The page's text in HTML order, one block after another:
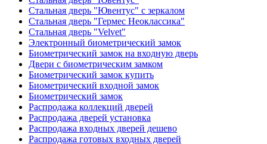
Стальная дверь "Ювентус" с зеркалом
Стальная дверь "Гермес Неоклассика"
Стальная дверь "Velvet"
Электронный биометрический замок
Биометрический замок на входную дверь
Двери с биометрическим замком
Биометрический замок купить
Биометрический входной замок
Биометрический замок
Распродажа коллекций дверей
Распродажа дверей установка
Распродажа входных дверей дешево
Распродажа готовых входных дверей